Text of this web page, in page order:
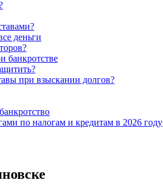
деньги
банкротстве
при взыскании долгов?
по налогам и кредитам в 2026 году